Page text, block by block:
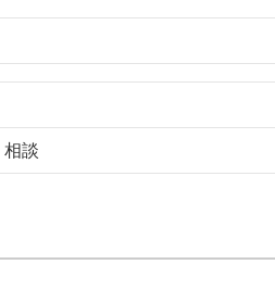
相談